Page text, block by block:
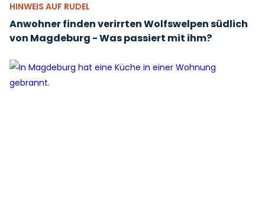
HINWEIS AUF RUDEL
Anwohner finden verirrten Wolfswelpen südlich
von Magdeburg - Was passiert mit ihm?